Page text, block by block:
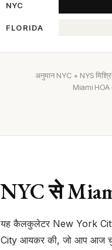
NYC
FLORIDA
अनुमान NYC + NYS
Miami HOA
NYC से
यह कैलकुलेटर New York City
City आयकर की, जो आप आज